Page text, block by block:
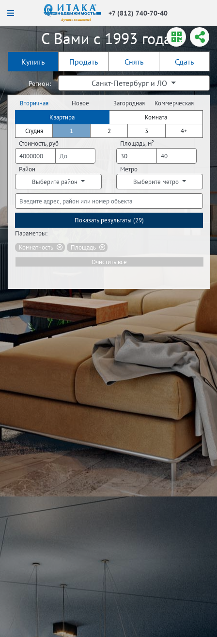
+7 (812) 740-70-40
С Вами с 1993 года!
Купить Продать Снять Сдать
Регион: Санкт-Петербург и ЛО
Вторичная
недвижимость
Новое
строительство
Загородная
недвижимость
Коммерческая
недвижимость
Квартира
Комната
Студия
1 2 3
4+
Стоимость, руб
Площадь, м²
Район
Выберите район
Метро
Выберите метро
Показать результаты (29)
Параметры:
Комнатность
Площадь
Очистить все